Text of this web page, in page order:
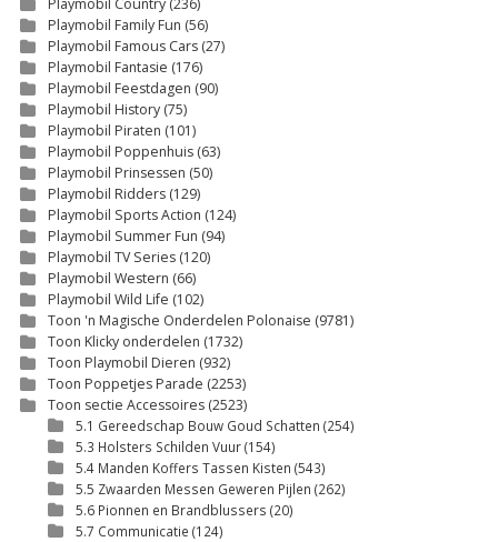
Playmobil Country (236)
Playmobil Family Fun (56)
Playmobil Famous Cars (27)
Playmobil Fantasie (176)
Playmobil Feestdagen (90)
Playmobil History (75)
Playmobil Piraten (101)
Playmobil Poppenhuis (63)
Playmobil Prinsessen (50)
Playmobil Ridders (129)
Playmobil Sports Action (124)
Playmobil Summer Fun (94)
Playmobil TV Series (120)
Playmobil Western (66)
Playmobil Wild Life (102)
Toon 'n Magische Onderdelen Polonaise (9781)
Toon Klicky onderdelen (1732)
Toon Playmobil Dieren (932)
Toon Poppetjes Parade (2253)
Toon sectie Accessoires (2523)
5.1 Gereedschap Bouw Goud Schatten (254)
5.3 Holsters Schilden Vuur(154)
5.4 Manden Koffers Tassen Kisten (543)
5.5 Zwaarden Messen Geweren Pijlen (262)
5.6 Pionnen en Brandblussers (20)
5.7 Communicatie (124)